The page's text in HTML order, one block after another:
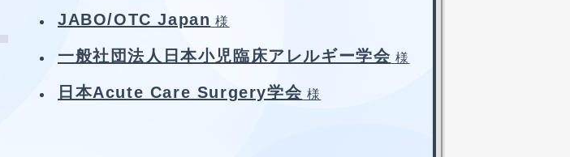
JABO/OTC Japan 様
一般社団法人日本小児臨床アレルギー学会 様
日本Acute Care Surgery学会 様